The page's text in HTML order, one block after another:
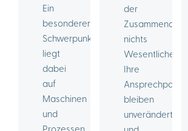
Ein
besonderer
Schwerpunkt
liegt
dabei
auf
Maschinen
und
Prozessen
der
Zusammenarbeit
nichts
Wesentliches.
Ihre
Ansprechpartner
bleiben
unverändert,